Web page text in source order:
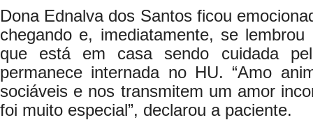
Dona Ednalva dos Santos ficou
chegando e, imediatamente, se
que está em casa sendo cuidada
permanece internada no HU. “Amo
sociáveis e nos transmitem um amor
foi muito especial”, declarou a paciente.